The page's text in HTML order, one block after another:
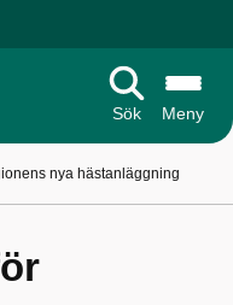
Sök
Meny
nya hästanläggning